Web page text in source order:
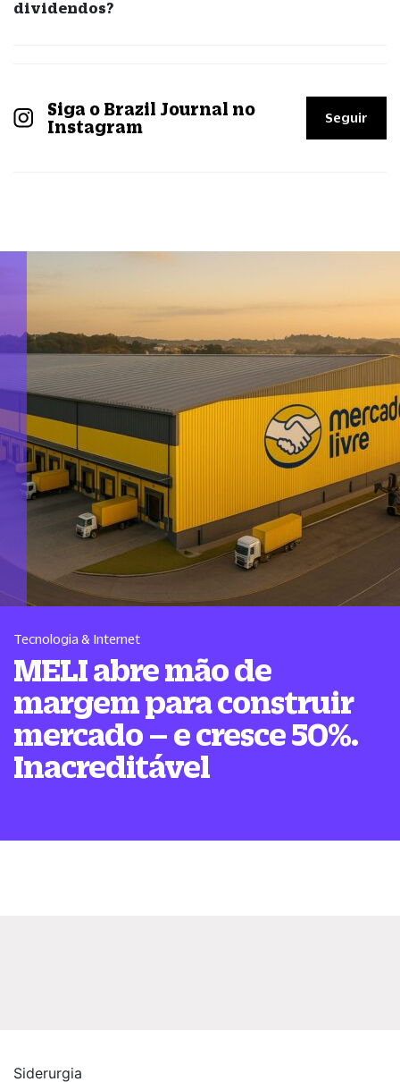
dividendos?
Siga o Brazil Journal no
Instagram
Seguir
Tecnologia & Internet
MELI abre mão de
margem para construir
mercado – e cresce 50%.
Inacreditável
Siderurgia